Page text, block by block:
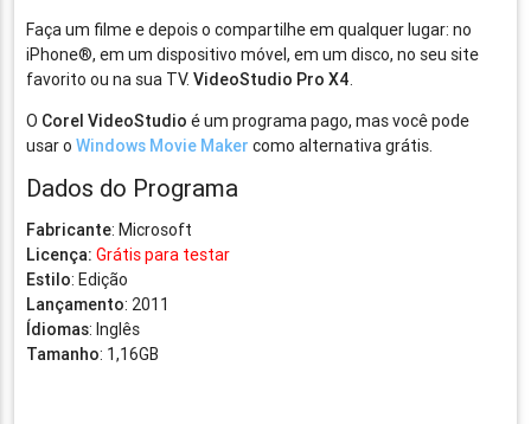
Faça um filme e depois o compartilhe em qualquer lugar: no
iPhone®, em um dispositivo móvel, em um disco, no seu site
favorito ou na sua TV.VideoStudio Pro X4.
O Corel VideoStudio é um programa pago, mas você pode
usar oWindows Movie Maker como alternativa grátis.
Dados do Programa
Fabricante: Microsoft
Licença: Grátis para testar
Estilo: Edição
Lançamento: 2011
Ídiomas: Inglês
Tamanho: 1,16GB